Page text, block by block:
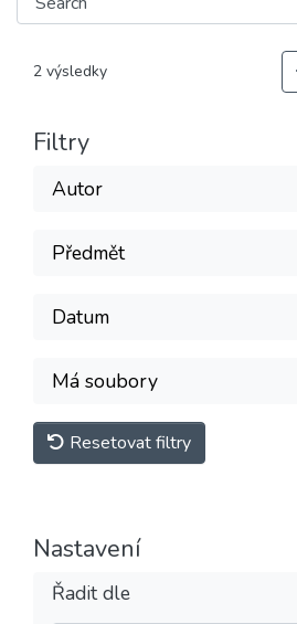
2 výsledky
Filtry
Autor
Předmět
Datum
Má soubory
Resetovat filtry
Nastavení
Řadit dle